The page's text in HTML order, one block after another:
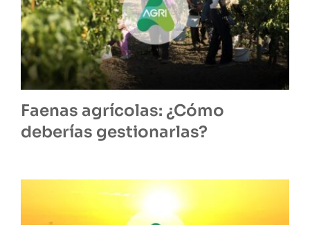
Faenas agrícolas: ¿Cómo
deberías gestionarlas?